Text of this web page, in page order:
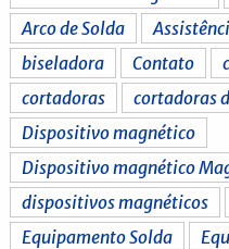
Arco de Solda
biseladora
Contato
cortadoras
cortadoras
Dispositivo magnético
Dispositivo magnético
dispositivos magnéticos
Equipamento Solda